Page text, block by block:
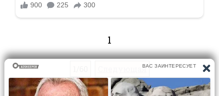
1
Следующая
Перейти на страницу: